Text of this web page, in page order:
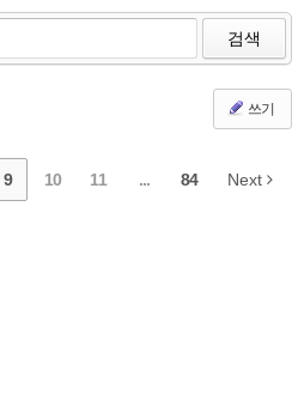
검색
쓰기
9 10 11 ... 84 Next